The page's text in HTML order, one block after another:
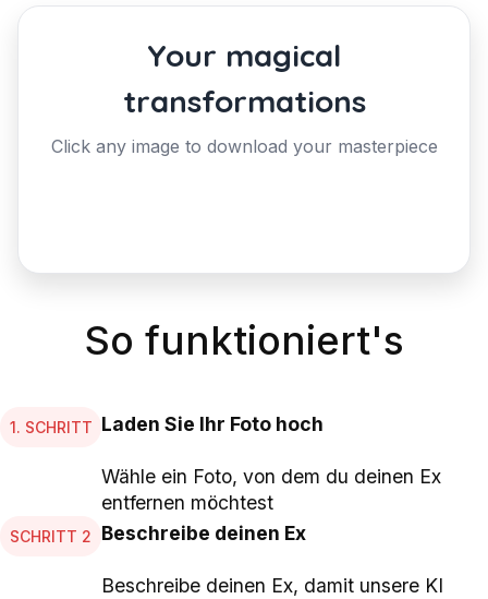
So funktioniert's
1. SCHRITT Laden Sie Ihr Foto hoch
Wähle ein Foto, von dem du deinen Ex
entfernen möchtest
SCHRITT 2 Beschreibe deinen Ex
Beschreibe deinen Ex, damit unsere KI